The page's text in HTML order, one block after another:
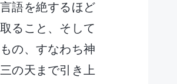
語を絶するほど
ること、そして
の、すなわち神
の天まで引き上